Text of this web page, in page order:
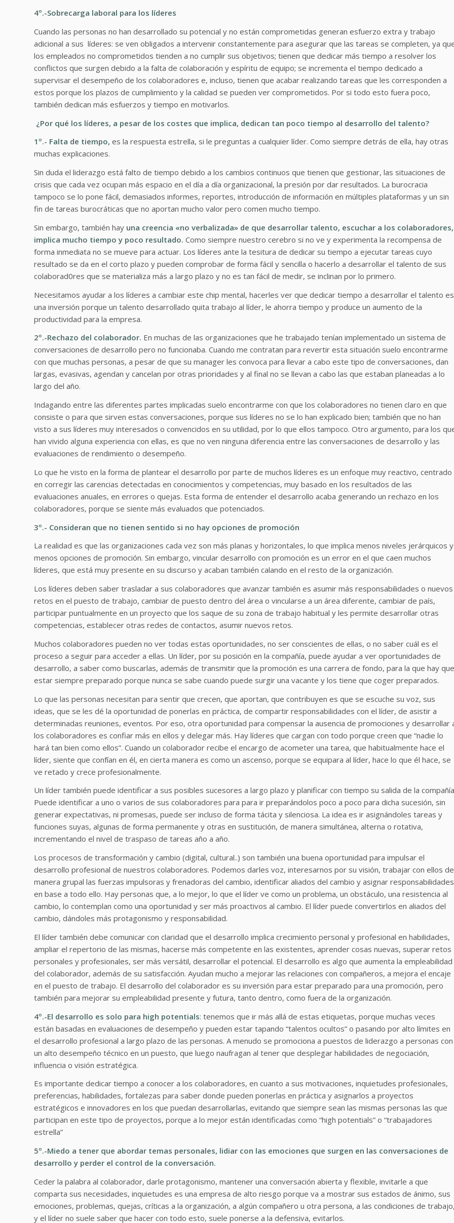
4º.-Sobrecarga laboral para los líderes
Cuando las personas no han desarrollado su potencial y no están comprometidas generan esfuerzo extra y trabajo
adicional a sus líderes: se ven obligados a intervenir constantemente para asegurar que las tareas se completen, ya
los empleados no comprometidos tienden a no cumplir sus objetivos; tienen que dedicar más tiempo a resolver los
conflictos que surgen debido a la falta de colaboración y espíritu de equipo; se incrementa el tiempo dedicado a
supervisar el desempeño de los colaboradores e, incluso, tienen que acabar realizando tareas que les corresponden a
estos porque los plazos de cumplimiento y la calidad se pueden ver comprometidos. Por si todo esto fuera poco,
también dedican más esfuerzos y tiempo en motivarlos.
¿Por qué los líderes, a pesar de los costes que implica, dedican tan poco tiempo al desarrollo del talento?
1º.- Falta de tiempo, es la respuesta estrella, si le preguntas a cualquier líder. Como siempre detrás de ella, hay otras
muchas explicaciones.
Sin duda el liderazgo está falto de tiempo debido a los cambios continuos que tienen que gestionar, las situaciones de
crisis que cada vez ocupan más espacio en el día a día organizacional, la presión por dar resultados. La burocracia
tampoco se lo pone fácil, demasiados informes, reportes, introducción de información en múltiples plataformas y un sin
fin de tareas burocráticas que no aportan mucho valor pero comen mucho tiempo.
Sin embargo, también hay una creencia «no verbalizada» de que desarrollar talento, escuchar a los colaboradores,
implica mucho tiempo y poco resultado. Como siempre nuestro cerebro si no ve y experimenta la recompensa de
forma inmediata no se mueve para actuar. Los líderes ante la tesitura de dedicar su tiempo a ejecutar tareas cuyo
resultado se da en el corto plazo y pueden comprobar de forma fácil y sencilla o hacerlo a desarrollar el talento de sus
colaborad0res que se materializa más a largo plazo y no es tan fácil de medir, se inclinan por lo primero.
Necesitamos ayudar a los líderes a cambiar este chip mental, hacerles ver que dedicar tiempo a desarrollar el talento es
una inversión porque un talento desarrollado quita trabajo al líder, le ahorra tiempo y produce un aumento de la
productividad para la empresa.
2º.-Rechazo del colaborador. En muchas de las organizaciones que he trabajado tenían implementado un sistema de
conversaciones de desarrollo pero no funcionaba. Cuando me contratan para revertir esta situación suelo encontrarme
con que muchas personas, a pesar de que su manager les convoca para llevar a cabo este tipo de conversaciones, dan
largas, evasivas, agendan y cancelan por otras prioridades y al final no se llevan a cabo las que estaban planeadas a lo
largo del año.
Indagando entre las diferentes partes implicadas suelo encontrarme con que los colaboradores no tienen claro en que
consiste o para que sirven estas conversaciones, porque sus líderes no se lo han explicado bien; también que no han
visto a sus líderes muy interesados o convencidos en su utilidad, por lo que ellos tampoco. Otro argumento, para los
han vivido alguna experiencia con ellas, es que no ven ninguna diferencia entre las conversaciones de desarrollo y las
evaluaciones de rendimiento o desempeño.
Lo que he visto en la forma de plantear el desarrollo por parte de muchos líderes es un enfoque muy reactivo, centrado
en corregir las carencias detectadas en conocimientos y competencias, muy basado en los resultados de las
evaluaciones anuales, en errores o quejas. Esta forma de entender el desarrollo acaba generando un rechazo en los
colaboradores, porque se siente más evaluados que potenciados.
3º.- Consideran que no tienen sentido si no hay opciones de promoción
La realidad es que las organizaciones cada vez son más planas y horizontales, lo que implica menos niveles jerárquicos y
menos opciones de promoción. Sin embargo, vincular desarrollo con promoción es un error en el que caen muchos
líderes, que está muy presente en su discurso y acaban también calando en el resto de la organización.
Los líderes deben saber trasladar a sus colaboradores que avanzar también es asumir más responsabilidades o nuevos
retos en el puesto de trabajo, cambiar de puesto dentro del área o vincularse a un área diferente, cambiar de país,
participar puntualmente en un proyecto que los saque de su zona de trabajo habitual y les permite desarrollar otras
competencias, establecer otras redes de contactos, asumir nuevos retos.
Muchos colaboradores pueden no ver todas estas oportunidades, no ser conscientes de ellas, o no saber cuál es el
proceso a seguir para acceder a ellas. Un líder, por su posición en la compañía, puede ayudar a ver oportunidades de
desarrollo, a saber como buscarlas, además de transmitir que la promoción es una carrera de fondo, para la que hay que
estar siempre preparado porque nunca se sabe cuando puede surgir una vacante y los tiene que coger preparados.
Lo que las personas necesitan para sentir que crecen, que aportan, que contribuyen es que se escuche su voz, sus
ideas, que se les dé la oportunidad de ponerlas en práctica, de compartir responsabilidades con el líder, de asistir a
determinadas reuniones, eventos. Por eso, otra oportunidad para compensar la ausencia de promociones y desarrollar
los colaboradores es confiar más en ellos y delegar más. Hay líderes que cargan con todo porque creen que “nadie lo
hará tan bien como ellos”. Cuando un colaborador recibe el encargo de acometer una tarea, que habitualmente hace el
líder, siente que confían en él, en cierta manera es como un ascenso, porque se equipara al líder, hace lo que él hace, se
ve retado y crece profesionalmente.
Un líder también puede identificar a sus posibles sucesores a largo plazo y planificar con tiempo su salida de la
Puede identificar a uno o varios de sus colaboradores para para ir preparándolos poco a poco para dicha sucesión, sin
generar expectativas, ni promesas, puede ser incluso de forma tácita y silenciosa. La idea es ir asignándoles tareas y
funciones suyas, algunas de forma permanente y otras en sustitución, de manera simultánea, alterna o rotativa,
incrementando el nivel de traspaso de tareas año a año.
Los procesos de transformación y cambio (digital, cultural..) son también una buena oportunidad para impulsar el
desarrollo profesional de nuestros colaboradores. Podemos darles voz, interesarnos por su visión, trabajar con ellos de
manera grupal las fuerzas impulsoras y frenadoras del cambio, identificar aliados del cambio y asignar responsabilidades
en base a todo ello. Hay personas que, a lo mejor, lo que el líder ve como un problema, un obstáculo, una resistencia al
cambio, lo contemplan como una oportunidad y ser más proactivos al cambio. El líder puede convertirlos en aliados del
cambio, dándoles más protagonismo y responsabilidad.
El líder también debe comunicar con claridad que el desarrollo implica crecimiento personal y profesional en habilidades,
ampliar el repertorio de las mismas, hacerse más competente en las existentes, aprender cosas nuevas, superar retos
personales y profesionales, ser más versátil, desarrollar el potencial. El desarrollo es algo que aumenta la empleabilidad
del colaborador, además de su satisfacción. Ayudan mucho a mejorar las relaciones con compañeros, a mejora el encaje
en el puesto de trabajo. El desarrollo del colaborador es su inversión para estar preparado para una promoción, pero
también para mejorar su empleabilidad presente y futura, tanto dentro, como fuera de la organización.
4º.-El desarrollo es solo para high potentials: tenemos que ir más allá de estas etiquetas, porque muchas veces
están basadas en evaluaciones de desempeño y pueden estar tapando “talentos ocultos” o pasando por alto límites en
el desarrollo profesional a largo plazo de las personas. A menudo se promociona a puestos de liderazgo a personas con
un alto desempeño técnico en un puesto, que luego naufragan al tener que desplegar habilidades de negociación,
influencia o visión estratégica.
Es importante dedicar tiempo a conocer a los colaboradores, en cuanto a sus motivaciones, inquietudes profesionales,
preferencias, habilidades, fortalezas para saber donde pueden ponerlas en práctica y asignarlos a proyectos
estratégicos e innovadores en los que puedan desarrollarlas, evitando que siempre sean las mismas personas las que
participan en este tipo de proyectos, porque a lo mejor están identificadas como “high potentials” o “trabajadores
estrella”
5º.-Miedo a tener que abordar temas personales, lidiar con las emociones que surgen en las conversaciones de
desarrollo y perder el control de la conversación.
Ceder la palabra al colaborador, darle protagonismo, mantener una conversación abierta y flexible, invitarle a que
comparta sus necesidades, inquietudes es una empresa de alto riesgo porque va a mostrar sus estados de ánimo, sus
emociones, problemas, quejas, críticas a la organización, a algún compañero u otra persona, a las condiciones de
y el líder no suele saber que hacer con todo esto, suele ponerse a la defensiva, evitarlos.